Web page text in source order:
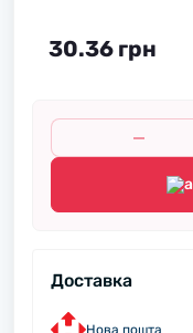
30.36 грн
Доставка
Нова пошта